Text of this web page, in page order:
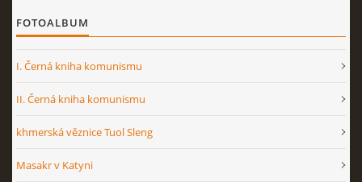
FOTOALBUM
I. Černá kniha komunismu
II. Černá kniha komunismu
khmerská věznice Tuol Sleng
Masakr v Katyni